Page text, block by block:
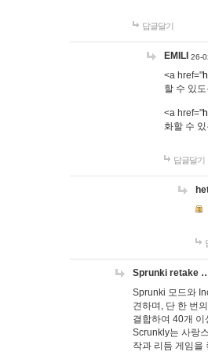
답글달기
EMILI 26-
<a href="
할 수 있
<a href="
화할 수
답글달기
Sprunki retake
Sprunki 모드와
견하며, 단 한 번
결합하여 40개
Scrunkly는 사랑
작과 리듬 게임을